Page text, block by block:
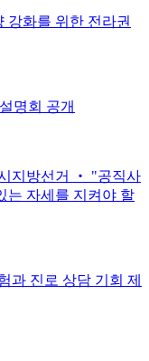
강화를 위한 전라권
명회 공개
지방선거 ‧ "공직사
는 자세를 지켜야 할
과 진로 상담 기회 제